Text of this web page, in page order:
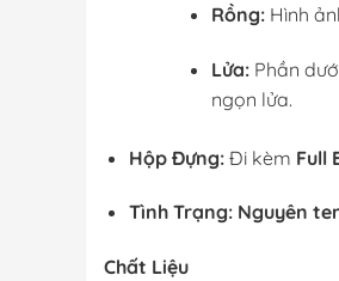
Rồng:Hình
Lửa:Phần
ngọn lửa.
Hộp Đựng:Đi kèm Full
Tình Trạng: Nguyên
Chất Liệu